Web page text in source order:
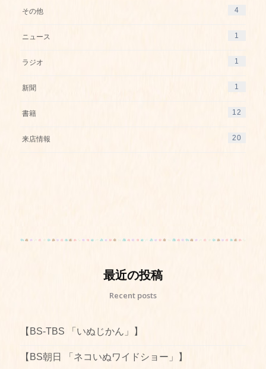
その他 4
ニュース 1
ラジオ 1
新聞 1
書籍 12
来店情報 20
最近の投稿
Recent posts
【BS-TBS 「いぬじかん」】
【BS朝日 「ネコいぬワイドショー」】